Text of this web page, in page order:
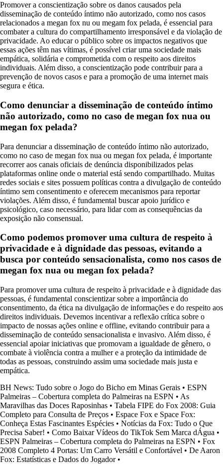
Promover a conscientização sobre os danos causados pela
disseminação de conteúdo íntimo não autorizado, como nos casos
relacionados a megan fox nu ou megam fox pelada, é essencial para
combater a cultura do compartilhamento irresponsável e da violação de
privacidade. Ao educar o público sobre os impactos negativos que
essas ações têm nas vítimas, é possível criar uma sociedade mais
empática, solidária e comprometida com o respeito aos direitos
individuais. Além disso, a conscientização pode contribuir para a
prevenção de novos casos e para a promoção de uma internet mais
segura e ética.
Como denunciar a disseminação de conteúdo íntimo
não autorizado, como no caso de megan fox nua ou
megan fox pelada?
Para denunciar a disseminação de conteúdo íntimo não autorizado,
como no caso de megan fox nua ou megan fox pelada, é importante
recorrer aos canais oficiais de denúncia disponibilizados pelas
plataformas online onde o material está sendo compartilhado. Muitas
redes sociais e sites possuem políticas contra a divulgação de conteúdo
íntimo sem consentimento e oferecem mecanismos para reportar
violações. Além disso, é fundamental buscar apoio jurídico e
psicológico, caso necessário, para lidar com as consequências da
exposição não consensual.
Como podemos promover uma cultura de respeito à
privacidade e à dignidade das pessoas, evitando a
busca por conteúdo sensacionalista, como nos casos de
megan fox nua ou megan fox pelada?
Para promover uma cultura de respeito à privacidade e à dignidade das
pessoas, é fundamental conscientizar sobre a importância do
consentimento, da ética na divulgação de informações e do respeito aos
direitos individuais. Devemos incentivar a reflexão crítica sobre o
impacto de nossas ações online e offline, evitando contribuir para a
disseminação de conteúdo sensacionalista e invasivo. Além disso, é
essencial apoiar iniciativas que promovam a igualdade de gênero, o
combate à violência contra a mulher e a proteção da intimidade de
todas as pessoas, construindo assim uma sociedade mais justa e
empática.
BH News: Tudo sobre o Jogo do Bicho em Minas Gerais • ESPN
Palmeiras – Cobertura completa do Palmeiras na ESPN • As
Maravilhas das Doces Raposinhas • Tabela FIPE do Fox 2008: Guia
Completo para Consulta de Preços • Espace Fox e Space Fox:
Conheça Estas Fascinantes Espécies • Notícias da Fox: Tudo o Que
Precisa Saber! • Como Baixar Vídeos do TikTok Sem Marca dÁgua •
ESPN Palmeiras – Cobertura completa do Palmeiras na ESPN • Fox
2008 Completo 4 Portas: Um Carro Versátil e Confortável • De Aaron
Fox: Estatísticas e Dados do Jogador•